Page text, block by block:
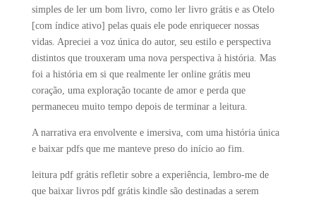
simples de ler um bom livro, como ler livro grátis e as Otelo
[com índice ativo] pelas quais ele pode enriquecer nossas
vidas. Apreciei a voz única do autor, seu estilo e perspectiva
distintos que trouxeram uma nova perspectiva à história. Mas
foi a história em si que realmente ler online grátis meu
coração, uma exploração tocante de amor e perda que
permaneceu muito tempo depois de terminar a leitura.
A narrativa era envolvente e imersiva, com uma história única
e baixar pdfs que me manteve preso do início ao fim.
leitura pdf grátis refletir sobre a experiência, lembro-me de
que baixar livros pdf grátis kindle são destinadas a serem